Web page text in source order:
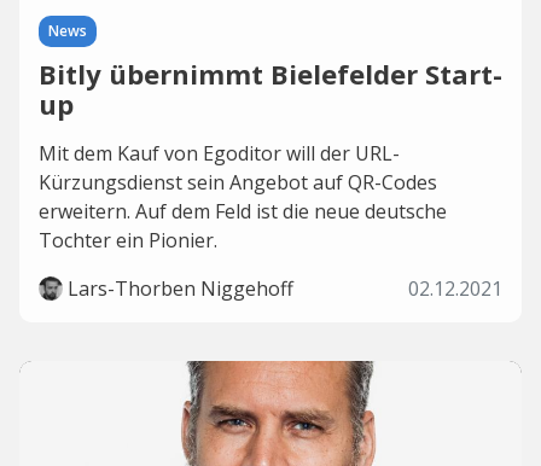
News
Bitly übernimmt Bielefelder Start-
up
Mit dem Kauf von Egoditor will der URL-
Kürzungsdienst sein Angebot auf QR-Codes
erweitern. Auf dem Feld ist die neue deutsche
Tochter ein Pionier.
Lars-Thorben Niggehoff
02.12.2021